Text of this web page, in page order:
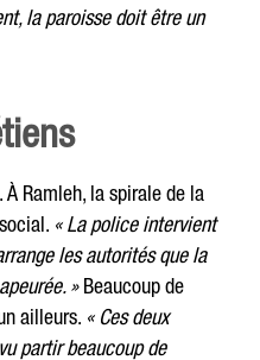
la paroisse doit être un
Ramleh, la spirale de la
« La police intervient
les autorités que la
»Beaucoup de
ailleurs. « Ces deux
partir beaucoup de